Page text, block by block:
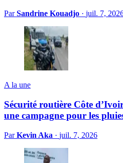
ParSandrine Kouadjo · juil. 7,
A la une
Sécurité routière Côte
une campagne pour les
ParKevin Aka · juil. 7, 2026